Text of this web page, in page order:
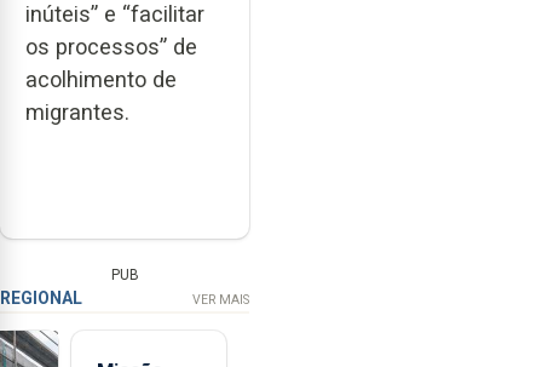
inúteis” e “facilitar
os processos” de
acolhimento de
migrantes.
PUB
REGIONAL VER MAIS